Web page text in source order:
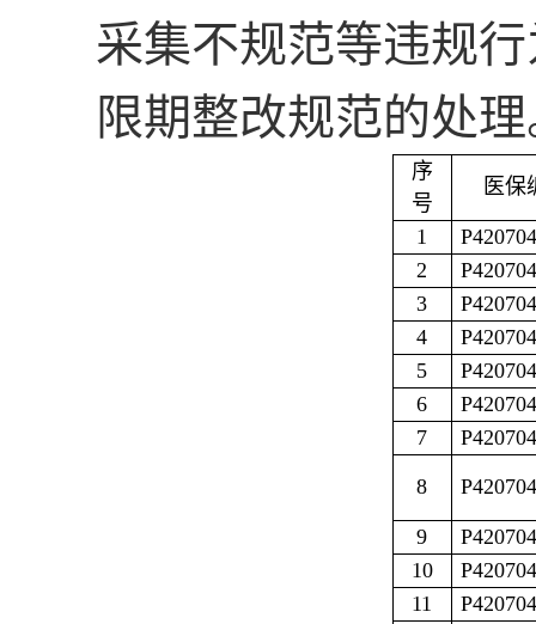
采集不规范等违规
限期整改规范的处
序
号
医保
1
2
3
4
5
6
7
8
9
10
11